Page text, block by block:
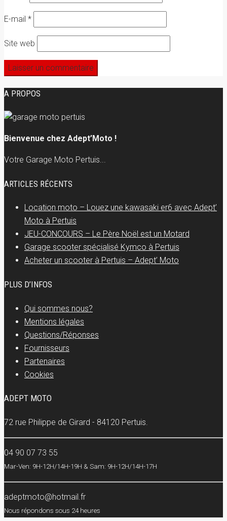
E-mail *
Site web
A PROPOS
Bienvenue chez Adept’Moto !
Votre Garage Moto Pertuis...
ARTICLES RÉCENTS
Location moto – Louez une kawasaki er6 avec Adept’
Moto à Pertuis
JEU-CONCOURS – Le Père Noël est un Motard
Garage scooter spécialisé Kymco à Pertuis
Acheter un scooter à Pertuis – Adept’ Moto
PLUS D’INFOS
Qui sommes nous?
Mentions légales
Questions/Réponses
Fournisseurs
Partenaires
Cookies
ADEPT MOTO
72 rue Philippe de Girard - 84120 Pertuis.
04 90 07 73 55
Mar-Ven: 9H-12H/14H-19H & Sam: 9H-12H/14H-17H
adeptmoto@hotmail.fr
Nous répondons sous 24 heures